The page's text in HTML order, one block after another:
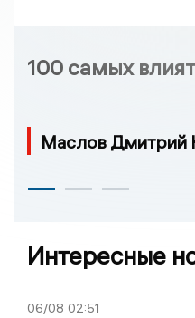
100 самых
Маслов Дмитрий
Интересные
06/08 02:51